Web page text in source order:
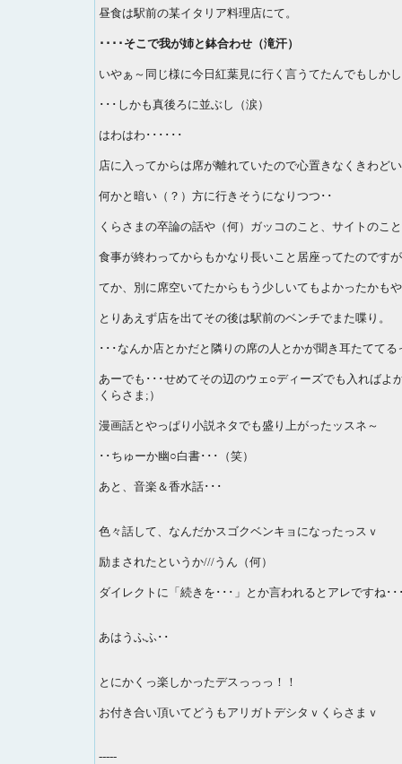
昼食は駅前の某イタリア料理店にて。
････そこで我が姉と鉢合わせ（滝汗）
いやぁ～同じ様に今日紅葉見に行く言うてたんでもしか
･･･しかも真後ろに並ぶし（涙）
はわはわ･･････
店に入ってからは席が離れていたので心置きなくきわど
何かと暗い（？）方に行きそうになりつつ･･
くらさまの卒論の話や（何）ガッコのこと、サイトのこ
食事が終わってからもかなり長いこと居座ってたのですが
てか、別に席空いてたからもう少しいてもよかったかも
とりあえず店を出てその後は駅前のベンチでまた喋り。
･･･なんか店とかだと隣りの席の人とかが聞き耳たてて
あーでも･･･せめてその辺のウェ○ディーズでも入ればよ
くらさま;）
漫画話とやっぱり小説ネタでも盛り上がったッスネ～
･･ちゅーか幽○白書･･･（笑）
あと、音楽＆香水話･･･
色々話して、なんだかスゴクベンキョになったっスｖ
励まされたというか///うん（何）
ダイレクトに「続きを･･･」とか言われるとアレですね･･
あはうふふ･･
とにかくっ楽しかったデスっっっ！！
お付き合い頂いてどうもアリガトデシタｖくらさまｖ
-----